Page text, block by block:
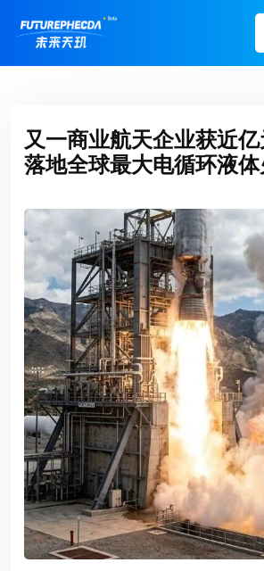
又一商业航天企业获近
落地全球最大电循环液